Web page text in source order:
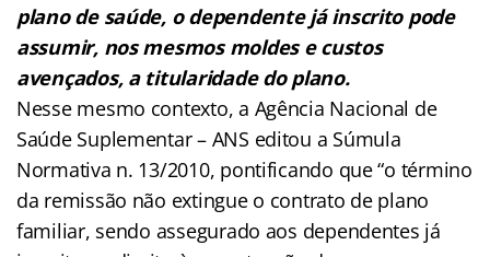
plano de saúde, o dependente já inscrito pode
assumir, nos mesmos moldes e custos
avençados, a titularidade do plano.
Nesse mesmo contexto, a Agência Nacional de
Saúde Suplementar – ANS editou a Súmula
Normativa n. 13/2010, pontificando que “o término
da remissão não extingue o contrato de plano
familiar, sendo assegurado aos dependentes já